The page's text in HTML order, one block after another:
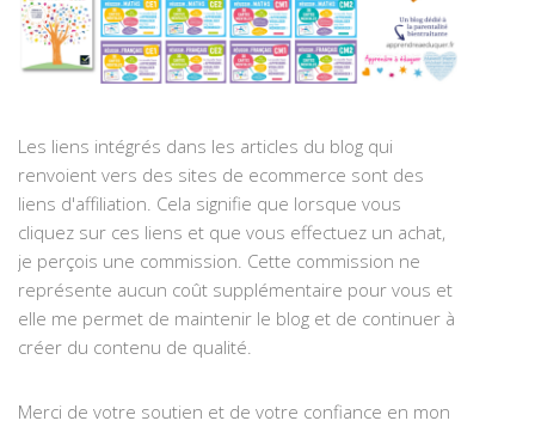
Les liens intégrés dans les articles du blog qui
renvoient vers des sites de ecommerce sont des
liens d'affiliation. Cela signifie que lorsque vous
cliquez sur ces liens et que vous effectuez un achat,
je perçois une commission. Cette commission ne
représente aucun coût supplémentaire pour vous et
elle me permet de maintenir le blog et de continuer à
créer du contenu de qualité.
Merci de votre soutien et de votre confiance en mon